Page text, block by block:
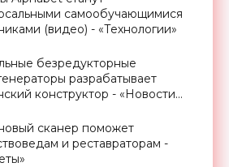
самообучающимися
(видео) - «Технологии»
безредукторные
разрабатывает
конструктор - «Новости
сканер поможет
и реставраторам -